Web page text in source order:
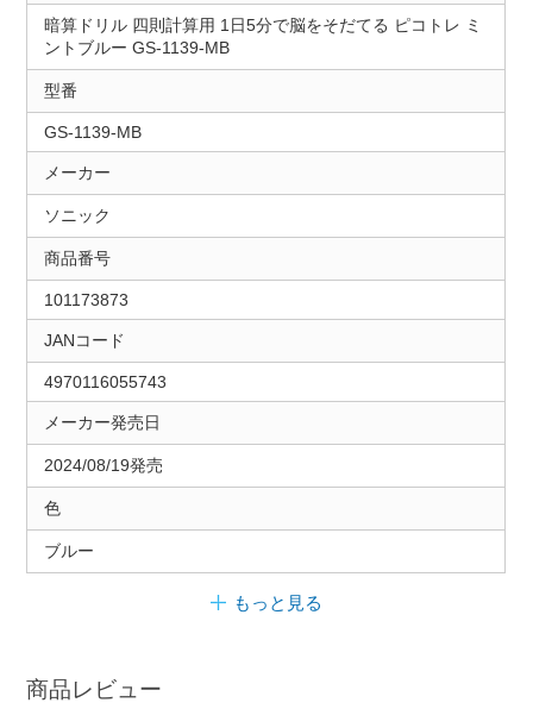
暗算ドリル 四則計算用 1日5分で脳をそだてる ピコトレ ミ
ントブルー GS-1139-MB
型番
GS-1139-MB
メーカー
ソニック
商品番号
101173873
JANコード
4970116055743
メーカー発売日
2024/08/19発売
色
ブルー
もっと見る
商品レビュー